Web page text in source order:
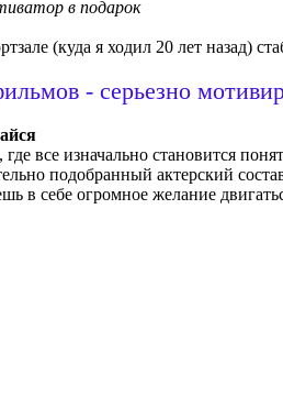
в подарок
(куда я ходил 20 лет назад)
- серьезно
все изначально становится
подобранный актерский
в себе огромное желание